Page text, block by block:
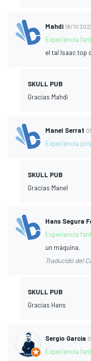
Mahdi 18/11/
Experiencia
el tal Isaac top
SKULL PUB
Gracias Mahdi
Manel Serrat
Experiencia
SKULL PUB
Gracias Manel
Hans Segura
Experiencia
un máquina.
Traducido del
SKULL PUB
Gracias Hans
Sergio Garcia
Experiencia